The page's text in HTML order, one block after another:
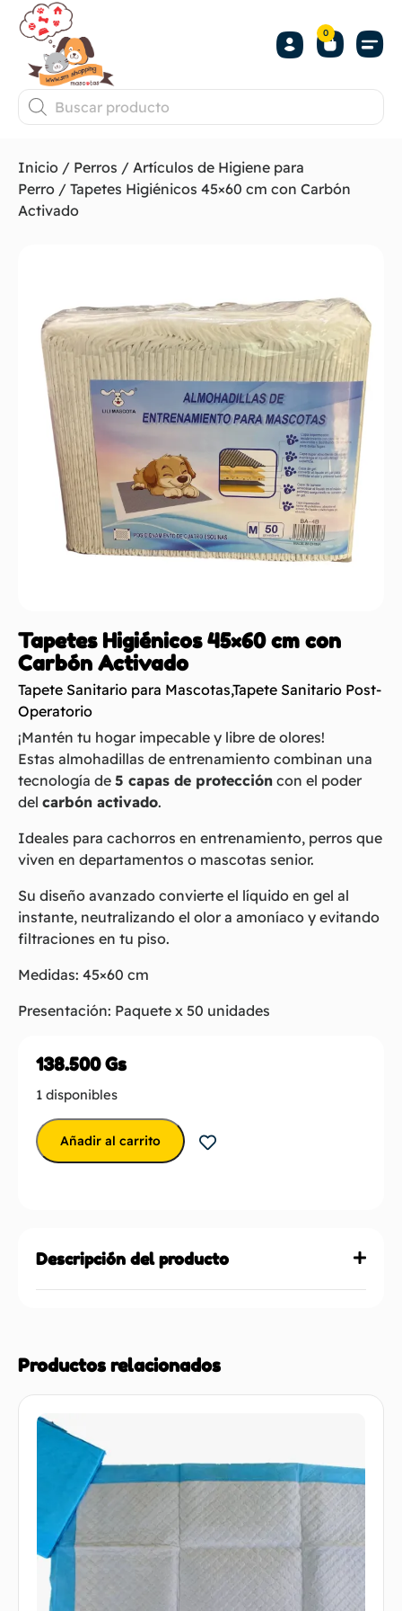
0
Inicio / Perros / Artículos de Higiene para
Perro / Tapetes Higiénicos 45×60 cm con Carbón
Activado
Tapetes Higiénicos 45×60 cm con
Carbón Activado
Tapete Sanitario para Mascotas,Tapete Sanitario Post-
Operatorio
¡Mantén tu hogar impecable y libre de olores!
Estas almohadillas de entrenamiento combinan una
tecnología de 5 capas de protección con el poder
del carbón activado.
Ideales para cachorros en entrenamiento, perros que
viven en departamentos o mascotas senior.
Su diseño avanzado convierte el líquido en gel al
instante, neutralizando el olor a amoníaco y evitando
filtraciones en tu piso.
Medidas: 45×60 cm
Presentación: Paquete x 50 unidades
138.500Gs
1 disponibles
Añadir al carrito
Descripción del producto
Productos relacionados